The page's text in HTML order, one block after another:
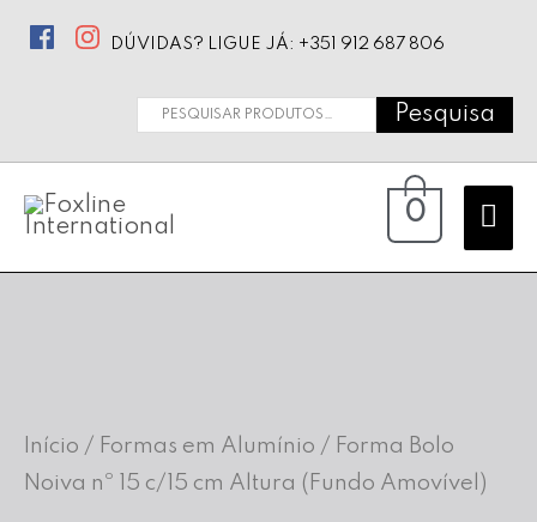
DÚVIDAS? LIGUE JÁ: +351 912 687 806
Pesquisar
Pesquisa
0
Início / Formas em Alumínio / Forma Bolo
Noiva nº 15 c/15 cm Altura (Fundo Amovível)